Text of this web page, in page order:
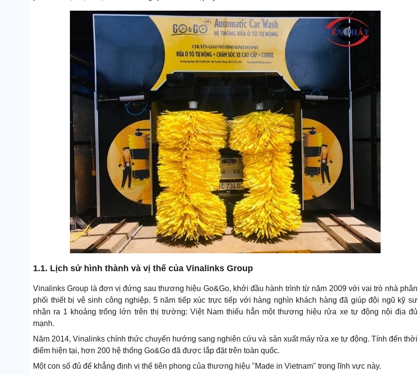
1.1. Lịch sử hình thành và vị thế của Vinalinks Group
Vinalinks Group là đơn vị đứng sau thương hiệu Go&Go, khởi đầu hành trình từ năm 2009 với vai trò nhà phân
phối thiết bị vệ sinh công nghiệp. 5 năm tiếp xúc trực tiếp với hàng nghìn khách hàng đã giúp đội ngũ kỹ sư
nhận ra 1 khoảng trống lớn trên thị trường: Việt Nam thiếu hẳn một thương hiệu rửa xe tự động nội địa đủ
mạnh.
Năm 2014, Vinalinks chính thức chuyển hướng sang nghiên cứu và sản xuất máy rửa xe tự động. Tính đến thời
điểm hiện tại, hơn 200 hệ thống Go&Go đã được lắp đặt trên toàn quốc.
Một con số đủ để khẳng định vị thế tiên phong của thương hiệu "Made in Vietnam" trong lĩnh vực này.